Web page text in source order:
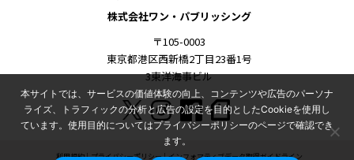
株式会社ワン・パブリッシング
〒105-0003
東京都港区西新橋2丁目23番1号
3東洋海事ビル
利用規約 プライバシーポリシー インフォマティブデータ取得ガイドライン
本サイトでは、サービスの価値体験の向上、コンテンツや広告のパーソナ
ライズ、トラフィックの分析と広告の設定を目的としたCookieを使用し
ています。使用目的についてはプライバシーポリシーのページで確認でき
ます。